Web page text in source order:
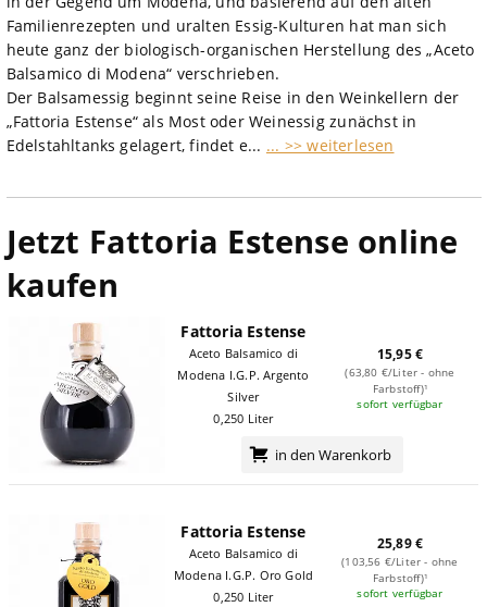
Familienrezepten und uralten Essig-Kulturen hat man sich
heute ganz der biologisch-organischen Herstellung des „Aceto
Balsamico di Modena“ verschrieben.
Der Balsamessig beginnt seine Reise in den Weinkellern der
„Fattoria Estense“ als Most oder Weinessig zunächst in
Edelstahltanks gelagert, findet e... ... >> weiterlesen
Jetzt Fattoria Estense online
kaufen
Fattoria Estense
Aceto Balsamico di
Modena I.G.P. Argento
Silver
0,250 Liter
15,95 €
(63,80 €/Liter - ohne
Farbstoff)¹
sofort verfügbar
in den Warenkorb
Fattoria Estense
Aceto Balsamico di
Modena I.G.P. Oro Gold
0,250 Liter
25,89 €
(103,56 €/Liter - ohne
Farbstoff)¹
sofort verfügbar